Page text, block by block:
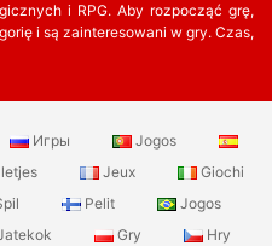
i RPG. Aby rozpocząć grę,
i są zainteresowani w gry. Czas,
Игры
Jogos
Jeux
Giochi
Pelit
Jogos
Gry
Hry